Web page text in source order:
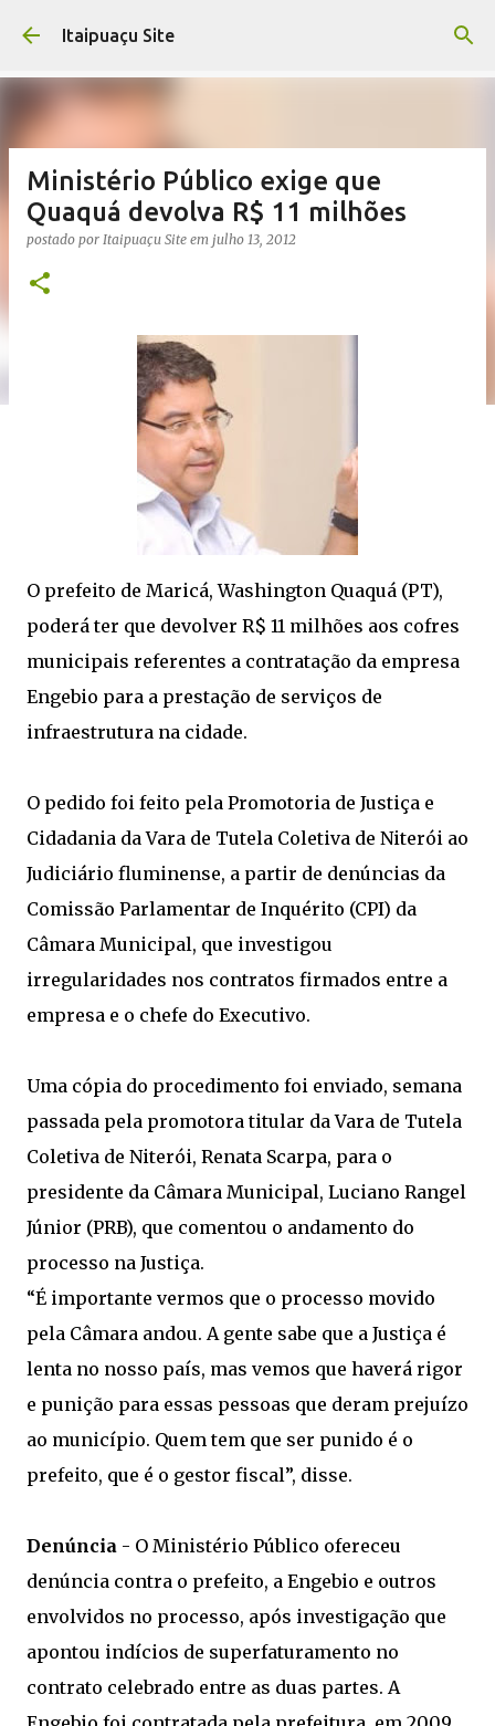
Pular para o conteúdo principal
Itaipuaçu Site
Ministério Público exige que
Quaquá devolva R$ 11 milhões
postado por Itaipuaçu Site em julho 13, 2012
O prefeito de Maricá, Washington Quaquá (PT),
poderá ter que devolver R$ 11 milhões aos cofres
municipais referentes a contratação da empresa
Engebio para a prestação de serviços de
infraestrutura na cidade.
O pedido foi feito pela Promotoria de Justiça e
Cidadania da Vara de Tutela Coletiva de Niterói ao
Judiciário fluminense, a partir de denúncias da
Comissão Parlamentar de Inquérito (CPI) da
Câmara Municipal, que investigou
irregularidades nos contratos firmados entre a
empresa e o chefe do Executivo.
Uma cópia do procedimento foi enviado, semana
passada pela promotora titular da Vara de Tutela
Coletiva de Niterói, Renata Scarpa, para o
presidente da Câmara Municipal, Luciano Rangel
Júnior (PRB), que comentou o andamento do
processo na Justiça.
“É importante vermos que o processo movido
pela Câmara andou. A gente sabe que a Justiça é
lenta no nosso país, mas vemos que haverá rigor
e punição para essas pessoas que deram prejuízo
ao município. Quem tem que ser punido é o
prefeito, que é o gestor fiscal”, disse.
Denúncia - O Ministério Público ofereceu
denúncia contra o prefeito, a Engebio e outros
envolvidos no processo, após investigação que
apontou indícios de superfaturamento no
contrato celebrado entre as duas partes. A